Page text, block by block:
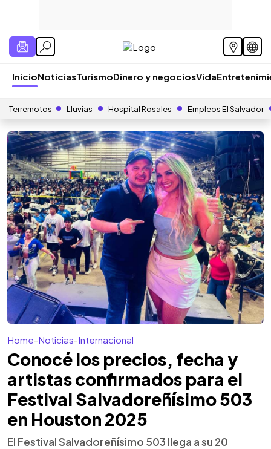
InicioNoticiasTurismoDinero y negociosVida
Terremotos Lluvias Hospital Rosales Empleos El Salvador
Home-Noticias-Internacional
Conocé los precios, fecha y
artistas confirmados para el
Festival Salvadoreñísimo 503
en Houston 2025
El Festival Salvadoreñísimo 503 llega a su 20